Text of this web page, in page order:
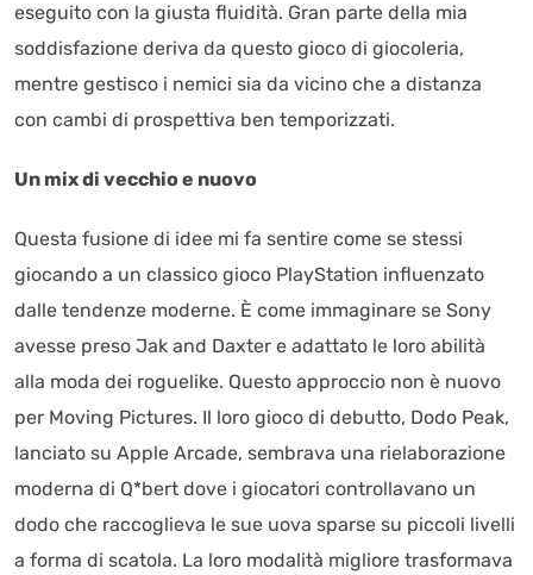
eseguito con la giusta fluidità. Gran parte della mia
soddisfazione deriva da questo gioco di giocoleria,
mentre gestisco i nemici sia da vicino che a distanza
con cambi di prospettiva ben temporizzati.
Un mix di vecchio e nuovo
Questa fusione di idee mi fa sentire come se stessi
giocando a un classico gioco PlayStation influenzato
dalle tendenze moderne. È come immaginare se Sony
avesse preso Jak and Daxter e adattato le loro abilità
alla moda dei roguelike. Questo approccio non è nuovo
per Moving Pictures. Il loro gioco di debutto, Dodo Peak,
lanciato su Apple Arcade, sembrava una rielaborazione
moderna di Q*bert dove i giocatori controllavano un
dodo che raccoglieva le sue uova sparse su piccoli livelli
a forma di scatola. La loro modalità migliore trasformava